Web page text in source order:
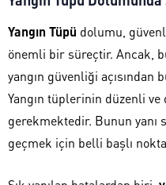
Yangın Tüpü dolumu,
önemli bir süreçtir. Ancak,
yangın güvenliği açısından
Yangın tüplerinin düzenli
gerekmektedir. Bunun yanı
geçmek için belli başlı